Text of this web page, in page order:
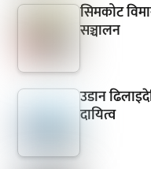
सिमकोट
सञ्चालन
उडान
दायित्व